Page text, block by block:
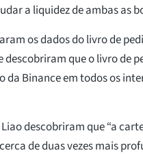
a liquidez de ambas as
os dados do livro de
descobriram que o livro de
da Binance em todos os
descobriram que “a
de duas vezes mais